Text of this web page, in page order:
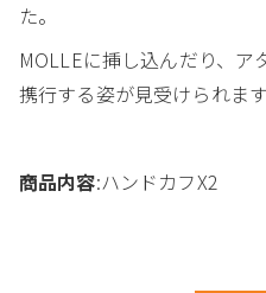
た。
MOLLEに挿し込んだり、ア
携行する姿が見受けられます
商品内容:ハンドカフX2